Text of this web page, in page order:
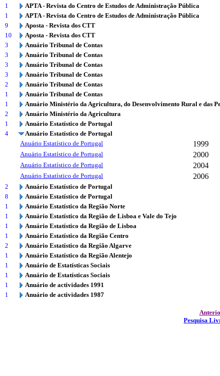
1
APTA - Revista do Centro de Estudos de Administração Pública
1
APTA - Revista do Centro de Estudos de Administração Pública
9
Aposta - Revista dos CTT
10
Aposta - Revista dos CTT
3
Anuário Tribunal de Contas
3
Anuário Tribunal de Contas
3
Anuário Tribunal de Contas
3
Anuário Tribunal de Contas
2
Anuário Tribunal de Contas
1
Anuário Tribunal de Contas
1
Anuário Ministério da Agricultura, do Desenvolvimento Rural e das
2
Anuário Ministério da Agricultura
1
Anuário Estatístico de Portugal
4
Anuário Estatístico de Portugal
Anuário Estatístico de Portugal
1999
Anuário Estatístico de Portugal 2000
Anuário Estatístico de Portugal 2004
Anuário Estatístico de Portugal 2006
2
Anuário Estatístico de Portugal
8
Anuário Estatístico de Portugal
1
Anuário Estatístico da Região Norte
1
Anuário Estatístico da Região de Lisboa e Vale do Tejo
1
Anuário Estatístico da Região de Lisboa
1
Anuário Estatístico da Região Centro
2
Anuário Estatístico da Região Algarve
1
Anuário Estatístico da Região Alentejo
1
Anuário de Estatísticas Sociais
1
Anuário de Estatísticas Sociais
1
Anuário de actividades 1991
1
Anuário de actividades 1987
Pesquisa